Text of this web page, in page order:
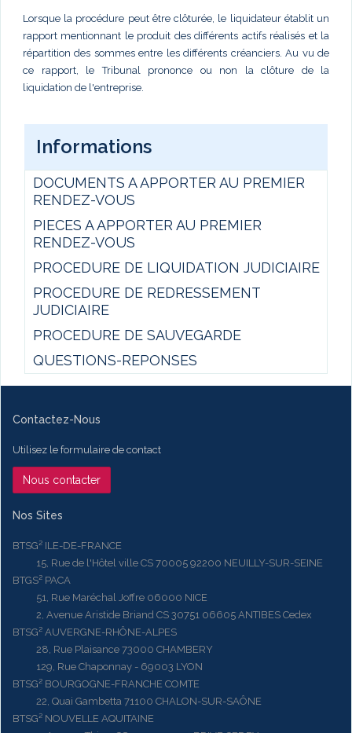
Lorsque la procédure peut être clôturée, le liquidateur établit un
rapport mentionnant le produit des différents actifs réalisés et la
répartition des sommes entre les différents créanciers. Au vu de
ce rapport, le Tribunal prononce ou non la clôture de la
liquidation de l'entreprise.
Informations
DOCUMENTS A APPORTER AU PREMIER
RENDEZ-VOUS
PIECES A APPORTER AU PREMIER
RENDEZ-VOUS
PROCEDURE DE LIQUIDATION JUDICIAIRE
PROCEDURE DE REDRESSEMENT
JUDICIAIRE
PROCEDURE DE SAUVEGARDE
QUESTIONS-REPONSES
Contactez-Nous
Utilisez le formulaire de contact
Nous contacter
Nos Sites
BTSG² ILE-DE-FRANCE
15, Rue de l'Hôtel ville CS 70005 92200 NEUILLY-SUR-SEINE
BTGS² PACA
51, Rue Maréchal Joffre 06000 NICE
2, Avenue Aristide Briand CS 30751 06605 ANTIBES Cedex
BTSG² AUVERGNE-RHÔNE-ALPES
28, Rue Plaisance 73000 CHAMBERY
129, Rue Chaponnay - 69003 LYON
BTSG² BOURGOGNE-FRANCHE COMTE
22, Quai Gambetta 71100 CHALON-SUR-SAÔNE
BTSG² NOUVELLE AQUITAINE